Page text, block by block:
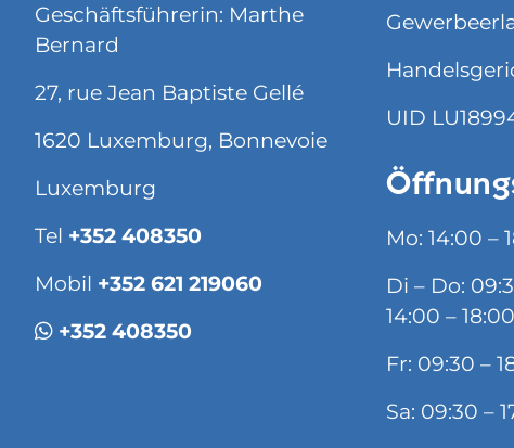
Geschäftsführerin: Marthe
Bernard
27, rue Jean Baptiste Gellé
1620 Luxemburg, Bonnevoie
Luxemburg
Tel +352 408350
Mobil +352 621 219060
+352 408350
UID
Mo: 14:00 –
Di – Do:
14:00 – 18:00
Fr: 09:30 –
Sa: 09:30 –